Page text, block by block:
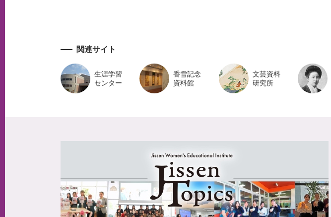
関連サイト
生涯学習
センター
香雪記念
資料館
文芸資料
研究所